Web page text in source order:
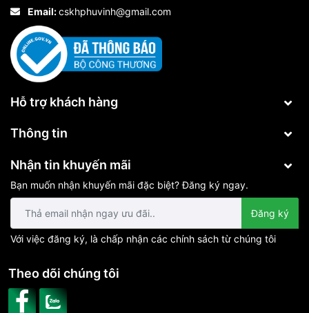
Email:cskhphuvinh@gmail.com
Hỗ trợ khách hàng
Thông tin
Nhận tin khuyến mãi
Bạn muốn nhận khuyến mãi đặc biệt? Đăng ký ngay.
Đăng ký
Với việc đăng ký, là chấp nhận các chính sách từ chúng tôi
Theo dõi chúng tôi